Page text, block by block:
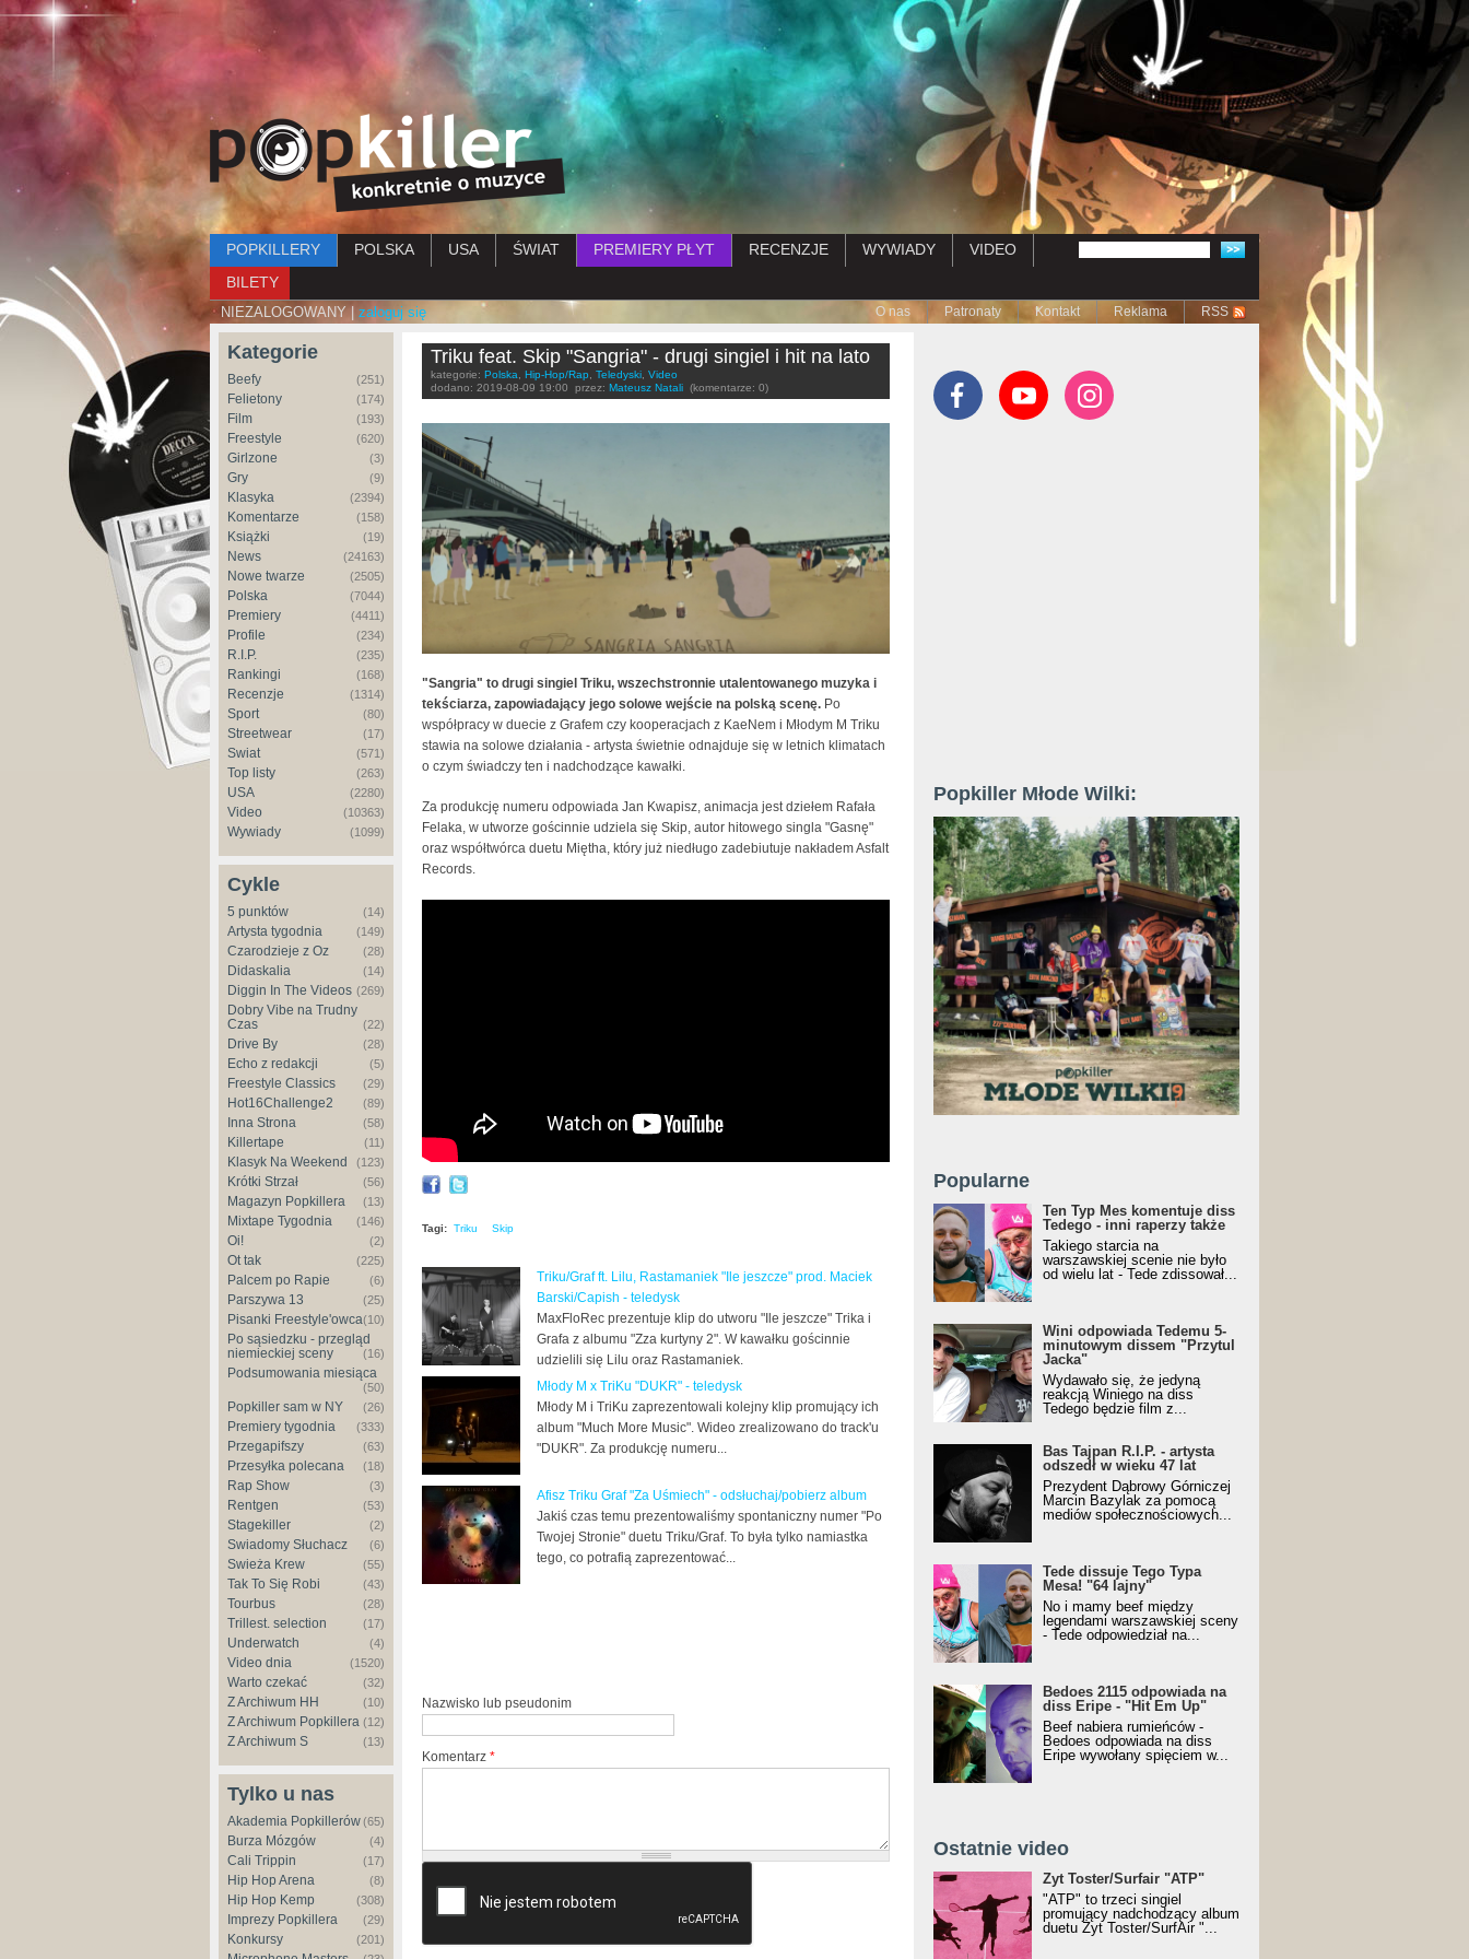
Przejdź do treści
Menu główne
POPKILLERY POLSKA USA ŚWIAT PREMIERY PŁYT RECENZJE WYWIADY
VIDEO
BILETY
NIEZALOGOWANY | zaloguj się Submenu
O nas Patronaty Kontakt Reklama RSS
Kategorie
Beefy (251)
Felietony (174)
Film (193)
Freestyle (620)
Girlzone (3)
Gry (9)
Klasyka (2394)
Komentarze (158)
Książki (19)
News (24163)
Nowe twarze (2505)
Polska (7044)
Premiery (4411)
Profile (234)
R.I.P. (235)
Rankingi (168)
Recenzje (1314)
Sport (80)
Streetwear (17)
Świat (571)
Top listy (263)
USA (2280)
Video (10363)
Wywiady (1099)
Cykle
5 punktów (14)
Artysta tygodnia (149)
Czarodzieje z Oz (28)
Didaskalia (14)
Diggin In The Videos (269)
Dobry Vibe na Trudny
Czas
(22)
Drive By (28)
Echo z redakcji (5)
Freestyle Classics (29)
Hot16Challenge2 (89)
Inna Strona (58)
Killertape (11)
Klasyk Na Weekend (123)
Krótki Strzał (56)
Magazyn Popkillera (13)
Mixtape Tygodnia (146)
Oi! (2)
Ot tak (225)
Palcem po Rapie (6)
Parszywa 13 (25)
Pisanki Freestyle'owca(10)
Po sąsiedzku - przegląd
niemieckiej sceny
(16)
Podsumowania miesiąca
(50)
Popkiller sam w NY (26)
Premiery tygodnia (333)
Przegapifszy (63)
Przesyłka polecana (18)
Rap Show (3)
Rentgen (53)
Stagekiller (2)
Świadomy Słuchacz (6)
Świeża Krew (55)
Tak To Się Robi (43)
Tourbus (28)
Trillest. selection (17)
Underwatch (4)
Video dnia (1520)
Warto czekać (32)
Z Archiwum HH (10)
Z Archiwum Popkillera (12)
Z Archiwum S (13)
Tylko u nas
Akademia Popkillerów(65)
Burza Mózgów (4)
Cali Trippin (17)
Hip Hop Arena (8)
Hip Hop Kemp (308)
Imprezy Popkillera (29)
Konkursy (201)
Triku feat. Skip "Sangria" - drugi singiel i hit na lato
kategorie: Polska Hip-Hop/Rap Teledyski Video
dodano: 2019-08-09 19:00 przez: Mateusz Natali (komentarze: 0)
"Sangria" to drugi singiel Triku, wszechstronnie utalentowanego muzyka i
tekściarza, zapowiadający jego solowe wejście na polską scenę. Po
współpracy w duecie z Grafem czy kooperacjach z KaeNem i Młodym M Triku
stawia na solowe działania - artysta świetnie odnajduje się w letnich klimatach
o czym świadczy ten i nadchodzące kawałki.
Za produkcję numeru odpowiada Jan Kwapisz, animacja jest dziełem Rafała
Felaka, w utworze gościnnie udziela się Skip, autor hitowego singla "Gasnę"
oraz współtwórca duetu Miętha, który już niedługo zadebiutuje nakładem Asfalt
Records.
Tagi: Triku Skip
Triku/Graf ft. Lilu, Rastamaniek "Ile jeszcze" prod. Maciek
Barski/Capish - teledysk
MaxFloRec prezentuje klip do utworu "Ile jeszcze" Trika i
Grafa z albumu "Zza kurtyny 2". W kawałku gościnnie
udzielili się Lilu oraz Rastamaniek.
Młody M x TriKu "DUKR" - teledysk
Młody M i TriKu zaprezentowali kolejny klip promujący ich
album "Much More Music". Wideo zrealizowano do track'u
"DUKR". Za produkcję numeru...
Afisz Triku Graf "Za Uśmiech" - odsłuchaj/pobierz album
Jakiś czas temu prezentowaliśmy spontaniczny numer "Po
Twojej Stronie" duetu Triku/Graf. To była tylko namiastka
tego, co potrafią zaprezentować...
Nazwisko lub pseudonim
Komentarz *
Popkiller Młode Wilki:
Popularne
Ten Typ Mes komentuje diss
Tedego - inni raperzy także
Takiego starcia na
warszawskiej scenie nie było
od wielu lat - Tede zdissował...
Wini odpowiada Tedemu 5-
minutowym dissem "Przytul
Jacka"
Wydawało się, że jedyną
reakcją Winiego na diss
Tedego będzie film z...
Bas Tajpan R.I.P. - artysta
odszedł w wieku 47 lat
Prezydent Dąbrowy Górniczej
Marcin Bazylak za pomocą
mediów społecznościowych...
Tede dissuje Tego Typa
Mesa! "64 lajny"
No i mamy beef między
legendami warszawskiej sceny
- Tede odpowiedział na...
Bedoes 2115 odpowiada na
diss Eripe - "Hit Em Up"
Beef nabiera rumieńców -
Bedoes odpowiada na diss
Eripe wywołany spięciem w...
Ostatnie video
Żyt Toster/SurfAir - ATP VIDEO
Żyt Toster/Surfair "ATP"
"ATP" to trzeci singiel
promujący nadchodzący album
duetu Żyt Toster/SurfAir "...